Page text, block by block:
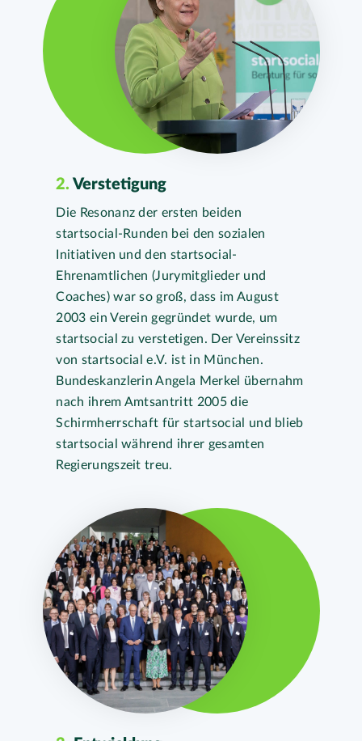
2. Verstetigung
Die Resonanz der ersten beiden
startsocial-Runden bei den sozialen
Initiativen und den startsocial-
Ehrenamtlichen (Jurymitglieder und
Coaches) war so groß, dass im August
2003 ein Verein gegründet wurde, um
startsocial zu verstetigen. Der Vereinssitz
von startsocial e.V. ist in München.
Bundeskanzlerin Angela Merkel übernahm
nach ihrem Amtsantritt 2005 die
Schirmherrschaft für startsocial und blieb
startsocial während ihrer gesamten
Regierungszeit treu.